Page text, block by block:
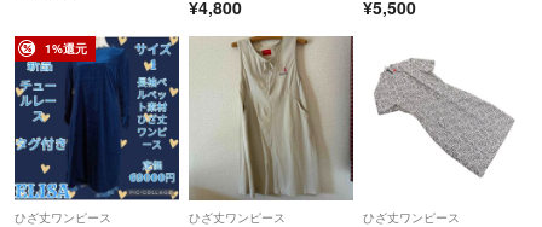
¥4,800 斎
¥5,500
1%還元
ひざ丈ワンピース ひざ丈ワンピース ひざ丈ワンピース